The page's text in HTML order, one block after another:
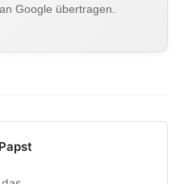
Google übertragen.